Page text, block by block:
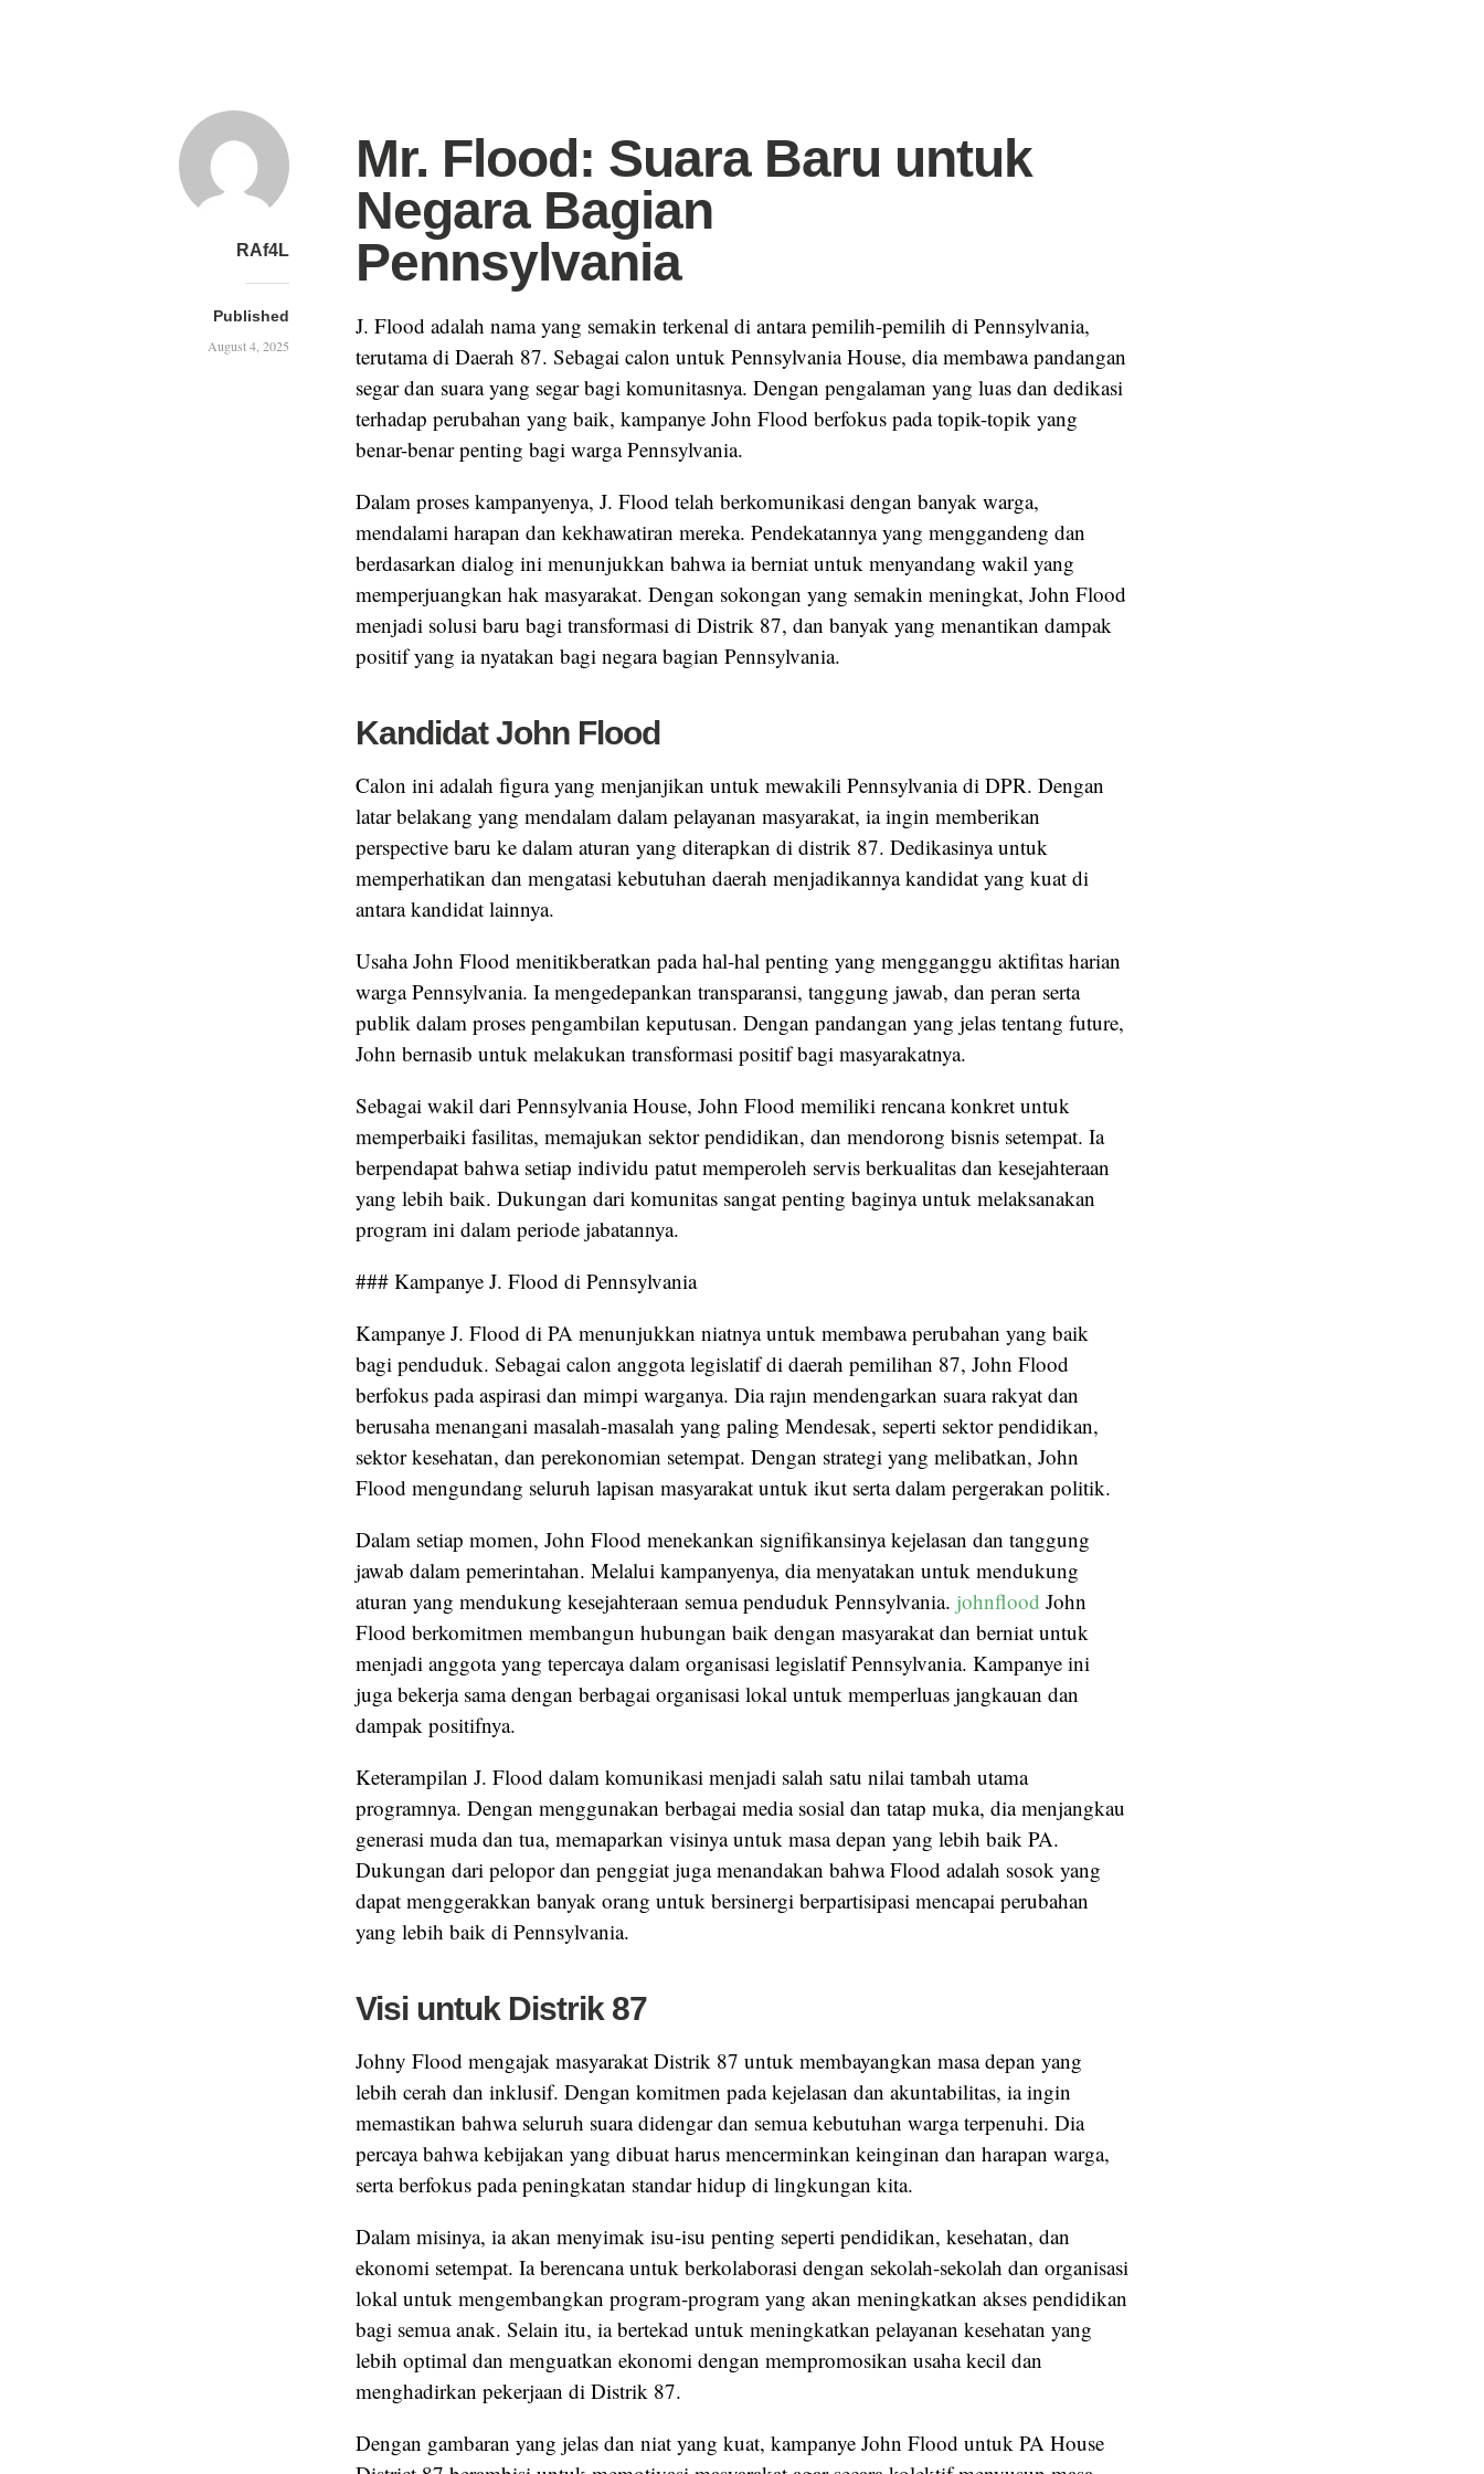
RAf4L
Published
August 4, 2025
Mr. Flood: Suara Baru untuk
Negara Bagian
Pennsylvania
J. Flood adalah nama yang semakin terkenal di antara pemilih-pemilih di Pennsylvania,
terutama di Daerah 87. Sebagai calon untuk Pennsylvania House, dia membawa pandangan
segar dan suara yang segar bagi komunitasnya. Dengan pengalaman yang luas dan dedikasi
terhadap perubahan yang baik, kampanye John Flood berfokus pada topik-topik yang
benar-benar penting bagi warga Pennsylvania.
Dalam proses kampanyenya, J. Flood telah berkomunikasi dengan banyak warga,
mendalami harapan dan kekhawatiran mereka. Pendekatannya yang menggandeng dan
berdasarkan dialog ini menunjukkan bahwa ia berniat untuk menyandang wakil yang
memperjuangkan hak masyarakat. Dengan sokongan yang semakin meningkat, John Flood
menjadi solusi baru bagi transformasi di Distrik 87, dan banyak yang menantikan dampak
positif yang ia nyatakan bagi negara bagian Pennsylvania.
Kandidat John Flood
Calon ini adalah figura yang menjanjikan untuk mewakili Pennsylvania di DPR. Dengan
latar belakang yang mendalam dalam pelayanan masyarakat, ia ingin memberikan
perspective baru ke dalam aturan yang diterapkan di distrik 87. Dedikasinya untuk
memperhatikan dan mengatasi kebutuhan daerah menjadikannya kandidat yang kuat di
antara kandidat lainnya.
Usaha John Flood menitikberatkan pada hal-hal penting yang mengganggu aktifitas harian
warga Pennsylvania. Ia mengedepankan transparansi, tanggung jawab, dan peran serta
publik dalam proses pengambilan keputusan. Dengan pandangan yang jelas tentang future,
John bernasib untuk melakukan transformasi positif bagi masyarakatnya.
Sebagai wakil dari Pennsylvania House, John Flood memiliki rencana konkret untuk
memperbaiki fasilitas, memajukan sektor pendidikan, dan mendorong bisnis setempat. Ia
berpendapat bahwa setiap individu patut memperoleh servis berkualitas dan kesejahteraan
yang lebih baik. Dukungan dari komunitas sangat penting baginya untuk melaksanakan
program ini dalam periode jabatannya.
### Kampanye J. Flood di Pennsylvania
Kampanye J. Flood di PA menunjukkan niatnya untuk membawa perubahan yang baik
bagi penduduk. Sebagai calon anggota legislatif di daerah pemilihan 87, John Flood
berfokus pada aspirasi dan mimpi warganya. Dia rajın mendengarkan suara rakyat dan
berusaha menangani masalah-masalah yang paling Mendesak, seperti sektor pendidikan,
sektor kesehatan, dan perekonomian setempat. Dengan strategi yang melibatkan, John
Flood mengundang seluruh lapisan masyarakat untuk ikut serta dalam pergerakan politik.
Dalam setiap momen, John Flood menekankan signifikansinya kejelasan dan tanggung
jawab dalam pemerintahan. Melalui kampanyenya, dia menyatakan untuk mendukung
aturan yang mendukung kesejahteraan semua penduduk Pennsylvania. johnflood John
Flood berkomitmen membangun hubungan baik dengan masyarakat dan berniat untuk
menjadi anggota yang tepercaya dalam organisasi legislatif Pennsylvania. Kampanye ini
juga bekerja sama dengan berbagai organisasi lokal untuk memperluas jangkauan dan
dampak positifnya.
Keterampilan J. Flood dalam komunikasi menjadi salah satu nilai tambah utama
programnya. Dengan menggunakan berbagai media sosial dan tatap muka, dia menjangkau
generasi muda dan tua, memaparkan visinya untuk masa depan yang lebih baik PA.
Dukungan dari pelopor dan penggiat juga menandakan bahwa Flood adalah sosok yang
dapat menggerakkan banyak orang untuk bersinergi berpartisipasi mencapai perubahan
yang lebih baik di Pennsylvania.
Visi untuk Distrik 87
Johny Flood mengajak masyarakat Distrik 87 untuk membayangkan masa depan yang
lebih cerah dan inklusif. Dengan komitmen pada kejelasan dan akuntabilitas, ia ingin
memastikan bahwa seluruh suara didengar dan semua kebutuhan warga terpenuhi. Dia
percaya bahwa kebijakan yang dibuat harus mencerminkan keinginan dan harapan warga,
serta berfokus pada peningkatan standar hidup di lingkungan kita.
Dalam misinya, ia akan menyimak isu-isu penting seperti pendidikan, kesehatan, dan
ekonomi setempat. Ia berencana untuk berkolaborasi dengan sekolah-sekolah dan organisasi
lokal untuk mengembangkan program-program yang akan meningkatkan akses pendidikan
bagi semua anak. Selain itu, ia bertekad untuk meningkatkan pelayanan kesehatan yang
lebih optimal dan menguatkan ekonomi dengan mempromosikan usaha kecil dan
menghadirkan pekerjaan di Distrik 87.
Dengan gambaran yang jelas dan niat yang kuat, kampanye John Flood untuk PA House